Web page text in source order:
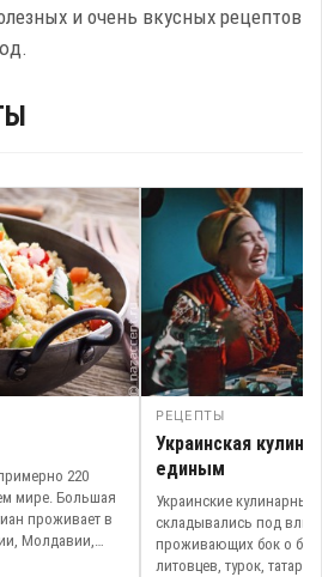
и очень вкусных рецептов
220
мире. Большая
проживает в
Молдавии,
РЕЦЕПТЫ
Украинская
единым
Украинские кулинарные
складывались под
проживающих бок о бок
литовцев, турок, татар,